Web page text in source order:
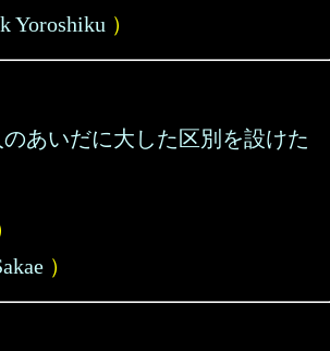
Yoroshiku ）
あいだに大した区別を設けた
）